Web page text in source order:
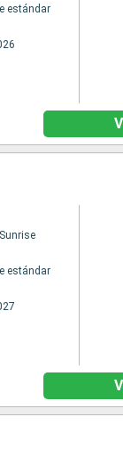
estándar
estándar